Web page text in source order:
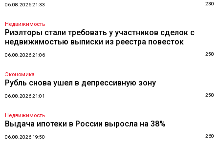
06.08.2026 21:33 230
Недвижимость
Риэлторы стали требовать у участников сделок с
недвижимостью выписки из реестра повесток
06.08.2026 21:06 258
Экономика
Рубль снова ушел в депрессивную зону
06.08.2026 21:01 258
Недвижимость
Выдача ипотеки в России выросла на 38%
06.08.2026 19:50 260